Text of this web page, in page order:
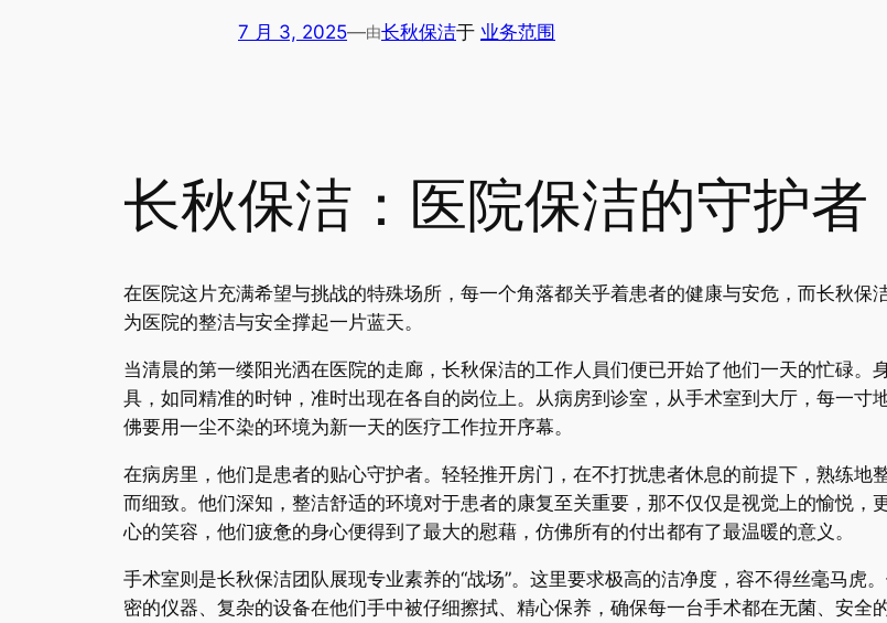
7 月 3, 2025—由长秋保洁于 业务范围
长秋保洁：医院保洁的守护者
在医院这片充满希望与挑战的特殊场所，每一个角落都关乎着患者的健康与安危，而长秋保
为医院的整洁与安全撑起一片蓝天。
当清晨的第一缕阳光洒在医院的走廊，长秋保洁的工作人員们便已开始了他们一天的忙碌
具，如同精准的时钟，准时出现在各自的岗位上。从病房到诊室，从手术室到大厅，每一
佛要用一尘不染的环境为新一天的医疗工作拉开序幕。
在病房里，他们是患者的贴心守护者。轻轻推开房门，在不打扰患者休息的前提下，熟练
而细致。他们深知，整洁舒适的环境对于患者的康复至关重要，那不仅仅是视觉上的愉悦
心的笑容，他们疲惫的身心便得到了最大的慰藉，仿佛所有的付出都有了最温暖的意义。
手术室则是长秋保洁团队展现专业素养的“战场”。这里要求极高的洁净度，容不得丝毫马虎
密的仪器、复杂的设备在他们手中被仔细擦拭、精心保养，确保每一台手术都在无菌、安全